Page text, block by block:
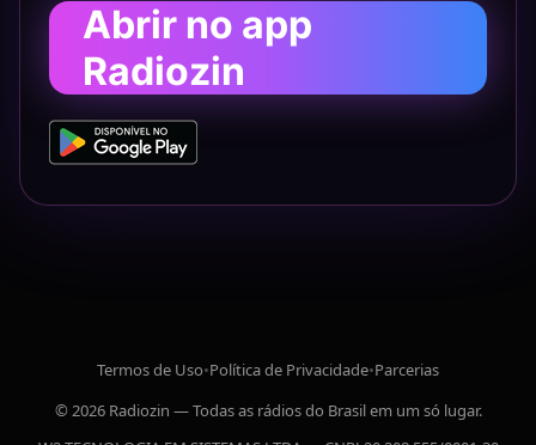
Abrir no app
Radiozin
Termos de Uso•Política de Privacidade•Parcerias
© 2026 Radiozin — Todas as rádios do Brasil em um só lugar.